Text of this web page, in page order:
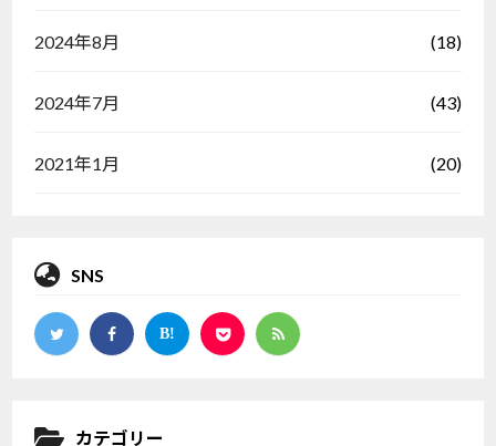
2024年8月 (18)
2024年7月 (43)
2021年1月 (20)
SNS
カテゴリー